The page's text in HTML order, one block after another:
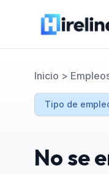
Inicio >
No se